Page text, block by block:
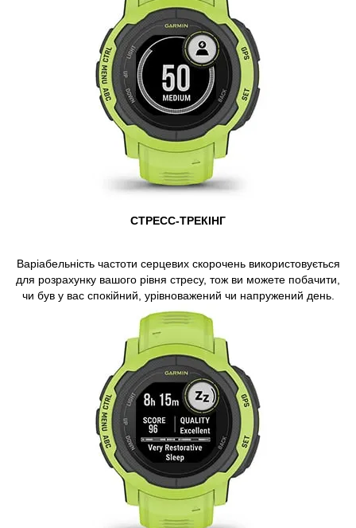
СТРЕСС-ТРЕКІНГ
Варіабельність частоти серцевих скорочень використовується
для розрахунку вашого рівня стресу, тож ви можете побачити,
чи був у вас спокійний, урівноважений чи напружений день.